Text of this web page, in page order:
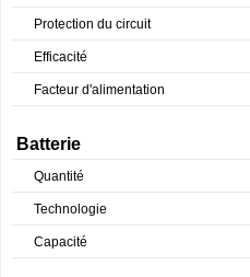
Protection du circuit
Efficacité
Facteur d'alimentation
Batterie
Quantité
Technologie
Capacité